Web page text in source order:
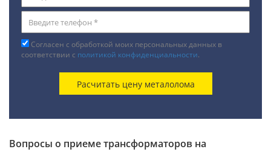
Согласен с обработкой моих персональных данных в
соответствии с политикой конфиденциальности.
Вопросы о приеме трансформаторов на